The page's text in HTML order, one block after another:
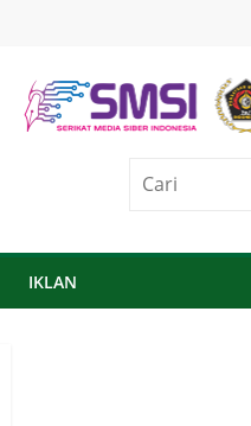
IKLAN